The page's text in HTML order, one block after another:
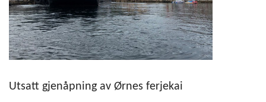
Utsatt gjenåpning av Ørnes ferjekai